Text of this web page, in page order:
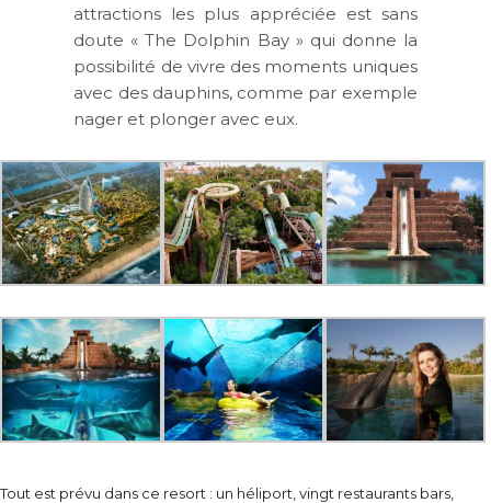
attractions les plus appréciée est sans
doute « The Dolphin Bay » qui donne la
possibilité de vivre des moments uniques
avec des dauphins, comme par exemple
nager et plonger avec eux.
Tout est prévu dans ce resort : un héliport, vingt restaurants bars,